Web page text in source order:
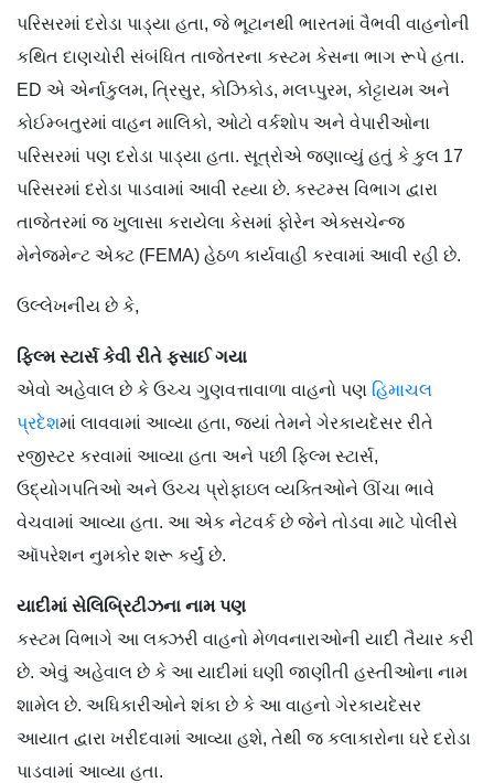
પરિસરમાં દરોડા પાડ્યા હતા, જે ભૂટાનથી ભારતમાં વૈભવી વાહનોની
કથિત દાણચોરી સંબંધિત તાજેતરના કસ્ટમ કેસના ભાગ રૂપે હતા.
ED એ એર્નાકુલમ, ત્રિસુર, કોઝિકોડ, મલપ્પુરમ, કોટ્ટાયમ અને
કોઈમ્બતુરમાં વાહન માલિકો, ઓટો વર્કશોપ અને વેપારીઓના
પરિસરમાં પણ દરોડા પાડ્યા હતા. સૂત્રોએ જણાવ્યું હતું કે કુલ 17
પરિસરમાં દરોડા પાડવામાં આવી રહ્યા છે. કસ્ટમ્સ વિભાગ દ્વારા
તાજેતરમાં જ ખુલાસા કરાયેલા કેસમાં ફોરેન એક્સચેન્જ
મેનેજમેન્ટ એક્ટ (FEMA) હેઠળ કાર્યવાહી કરવામાં આવી રહી છે.
ઉલ્લેખનીય છે કે,
ફિલ્મ સ્ટાર્સ કેવી રીતે ફસાઈ ગયા
એવો અહેવાલ છે કે ઉચ્ચ ગુણવત્તાવાળા વાહનો પણ હિમાચલ
પ્રદેશમાં લાવવામાં આવ્યા હતા, જ્યાં તેમને ગેરકાયદેસર રીતે
રજીસ્ટર કરવામાં આવ્યા હતા અને પછી ફિલ્મ સ્ટાર્સ,
ઉદ્યોગપતિઓ અને ઉચ્ચ પ્રોફાઇલ વ્યક્તિઓને ઊંચા ભાવે
વેચવામાં આવ્યા હતા. આ એક નેટવર્ક છે જેને તોડવા માટે પોલીસે
ઑપરેશન નુમકોર શરૂ કર્યું છે.
યાદીમાં સેલિબ્રિટીઝના નામ પણ
કસ્ટમ વિભાગે આ લક્ઝરી વાહનો મેળવનારાઓની યાદી તૈયાર કરી
છે. એવું અહેવાલ છે કે આ યાદીમાં ઘણી જાણીતી હસ્તીઓના નામ
શામેલ છે. અધિકારીઓને શંકા છે કે આ વાહનો ગેરકાયદેસર
આયાત દ્વારા ખરીદવામાં આવ્યા હશે, તેથી જ કલાકારોના ઘરે દરોડા
પાડવામાં આવ્યા હતા.